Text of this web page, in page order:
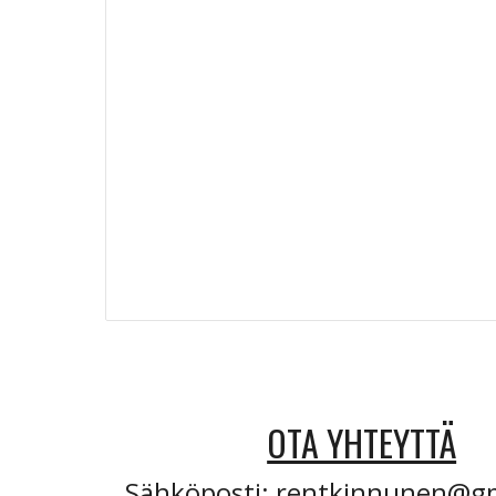
OTA YHTEYTTÄ